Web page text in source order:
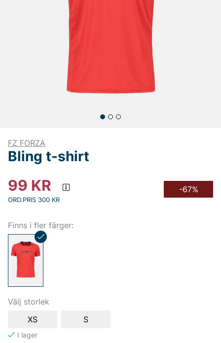
FZ FORZA
Bling t-shirt
99 KR
ORD.PRIS 300 KR
-67%
Finns i fler färger:
Välj storlek
XS
S